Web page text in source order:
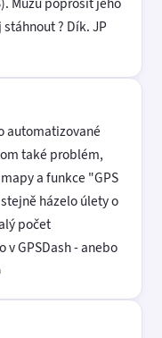
? Dík. JP
automatizované
také problém,
a funkce "GPS
házelo úlety o
počet
GPSDash - anebo